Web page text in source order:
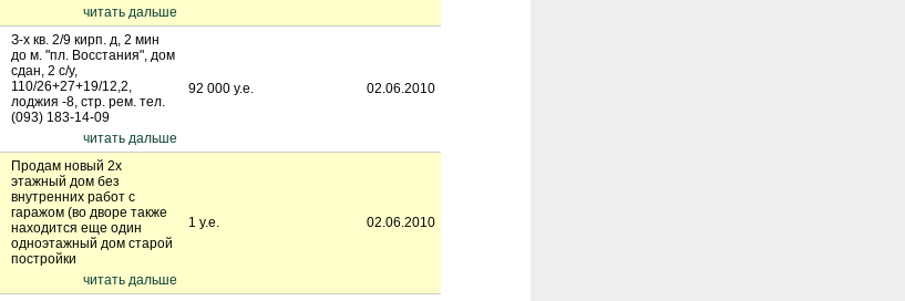
читать дальше
З-х кв. 2/9 кирп. д, 2 мин
до м. "пл. Восстания", дом
сдан, 2 с/у,
110/26+27+19/12,2,
лоджия -8, стр. рем. тел.
(093) 183-14-09
читать дальше
92 000 у.е. 02.06.2010
Продам новый 2х
этажный дом без
внутренних работ с
гаражом (во дворе также
находится еще один
одноэтажный дом старой
постройки
читать дальше
1 у.е. 02.06.2010